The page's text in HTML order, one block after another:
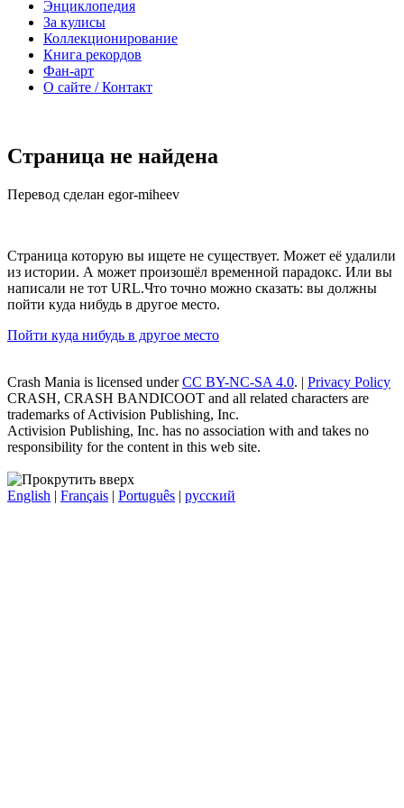
Энциклопедия
За кулисы
Коллекционирование
Книга рекордов
Фан-арт
О сайте / Контакт
Страница не найдена
Перевод сделан egor-miheev
Страница которую вы ищете не существует. Может её удалили
из истории. А может произошёл временной парадокс. Или вы
написали не тот URL.Что точно можно сказать: вы должны
пойти куда нибудь в другое место.
Пойти куда нибудь в другое место
Crash Mania is licensed underCC BY-NC-SA 4.0. | Privacy Policy
CRASH, CRASH BANDICOOT and all related characters are
trademarks of Activision Publishing, Inc.
Activision Publishing, Inc. has no association with and takes no
responsibility for the content in this web site.
English | Français | Português | русский